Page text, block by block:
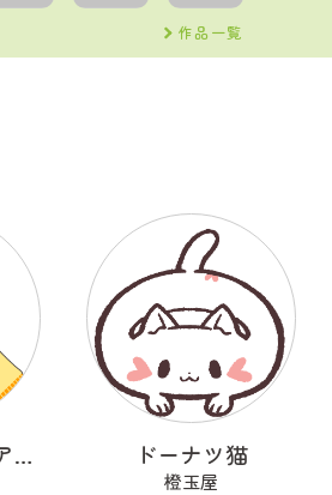
作品一覧
チューブ系チンアナゴ ドーナツ猫
橙玉屋